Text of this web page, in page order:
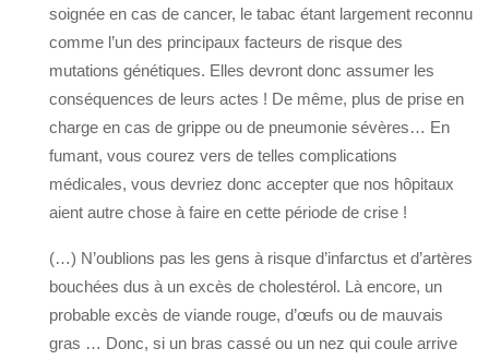
soignée en cas de cancer, le tabac étant largement reconnu
comme l’un des principaux facteurs de risque des
mutations génétiques. Elles devront donc assumer les
conséquences de leurs actes ! De même, plus de prise en
charge en cas de grippe ou de pneumonie sévères… En
fumant, vous courez vers de telles complications
médicales, vous devriez donc accepter que nos hôpitaux
aient autre chose à faire en cette période de crise !
(…) N’oublions pas les gens à risque d’infarctus et d’artères
bouchées dus à un excès de cholestérol. Là encore, un
probable excès de viande rouge, d’œufs ou de mauvais
gras … Donc, si un bras cassé ou un nez qui coule arrive